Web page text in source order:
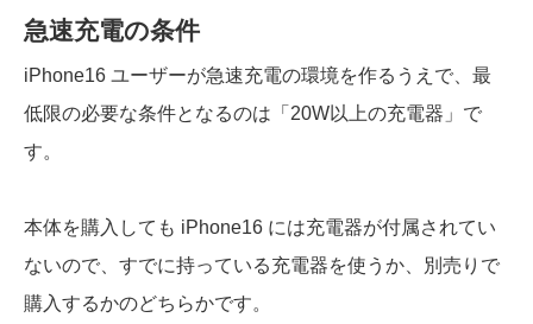
急速充電の条件
iPhone16 ユーザーが急速充電の環境を作るうえで、最
低限の必要な条件となるのは「20W以上の充電器」で
す。
本体を購入しても iPhone16 には充電器が付属されてい
ないので、すでに持っている充電器を使うか、別売りで
購入するかのどちらかです。